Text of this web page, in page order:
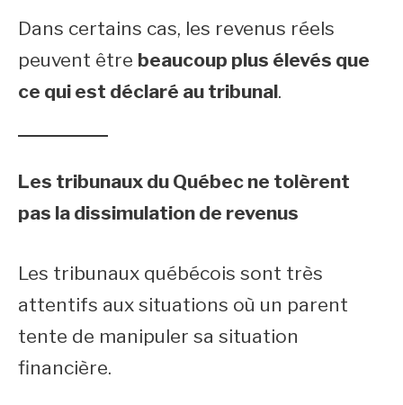
Dans certains cas, les revenus réels
peuvent être beaucoup plus élevés que
ce qui est déclaré au tribunal.
Les tribunaux du Québec ne tolèrent
pas la dissimulation de revenus
Les tribunaux québécois sont très
attentifs aux situations où un parent
tente de manipuler sa situation
financière.